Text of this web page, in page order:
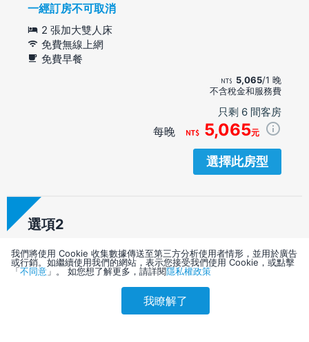
一經訂房不可取消
2 張加大雙人床
免費無線上網
免費早餐
5,065/1 晚
不含稅金和服務費
只剩 6 間客房
每晚 5,065元
選擇此房型
選項
8月12日(星期三)前可免費取消
2 張加大雙人床
刷卡優惠 會員訂購
我們將使用 Cookie 收集數據傳送至第三方分析使用者情形，並用於廣告
或行銷。如繼續使用我們的網站，表示您接受我們使用 Cookie，或點擊
「不同意 」。 如您想了解更多，請詳閱隱私權政策
我瞭解了